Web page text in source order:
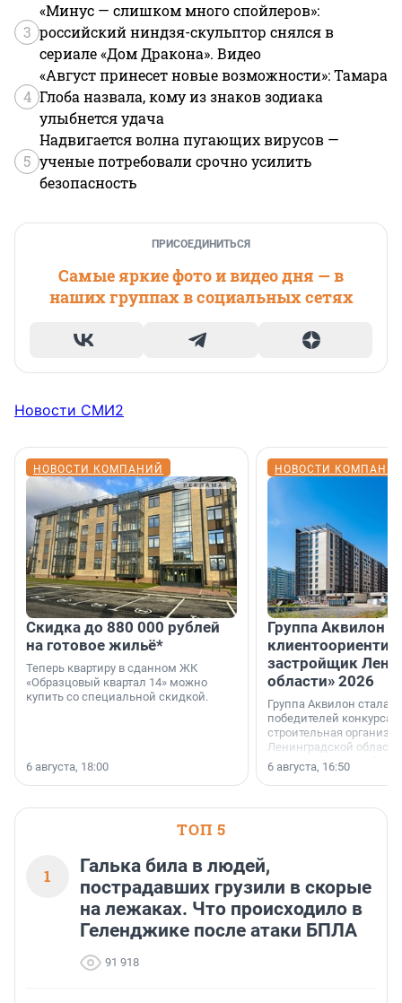
3
«Минус — слишком много спойлеров»:
российский ниндзя-скульптор снялся в
сериале «Дом Дракона». Видео
4
«Август принесет новые возможности»: Тамара
Глоба назвала, кому из знаков зодиака
улыбнется удача
5
Надвигается волна пугающих вирусов —
ученые потребовали срочно усилить
безопасность
ПРИСОЕДИНИТЬСЯ
Самые яркие фото и видео дня — в
наших группах в социальных сетях
Новости СМИ2
НОВОСТИ КОМПАНИЙ
Скидка до 880 000 рублей
на готовое жильё*
Теперь квартиру в сданном ЖК
«Образцовый квартал 14» можно
купить со специальной скидкой.
6 августа, 18:00
НОВОСТИ
Группа Аквилон
застройщик
области» 2026
Группа Аквилон стала
победителей конкурса
строительная
Ленинградской области
номинации «Самый
застройщик
области».
6 августа, 16:50
ТОП 5
1
Галька била в людей,
пострадавших грузили в скорые
на лежаках. Что происходило в
Геленджике после атаки БПЛА
91 918